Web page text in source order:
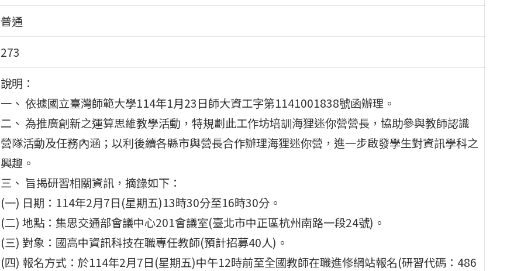
普通
273
說明：
一、 依據國立臺灣師範大學114年1月23日師大資工字第1141001838號函辦理。
二、 為推廣創新之運算思維教學活動，特規劃此工作坊培訓海狸迷你營營長，協助參與教師認識
營隊活動及任務內涵；以利後續各縣市與營長合作辦理海狸迷你營，進一步啟發學生對資訊學科之
興趣。
三、 旨揭研習相關資訊，摘錄如下：
(一) 日期：114年2月7日(星期五)13時30分至16時30分。
(二) 地點：集思交通部會議中心201會議室(臺北市中正區杭州南路一段24號)。
(三) 對象：國高中資訊科技在職專任教師(預計招募40人)。
(四) 報名方式：於114年2月7日(星期五)中午12時前至全國教師在職進修網站報名(研習代碼：486